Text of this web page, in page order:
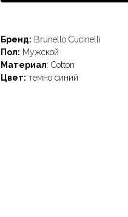
Бренд: Brunello Cucinelli
Пол: Мужской
Материал: Cotton
Цвет: темно синий